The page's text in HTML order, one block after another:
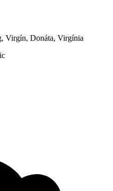
Virgín, Donáta, Virgínia